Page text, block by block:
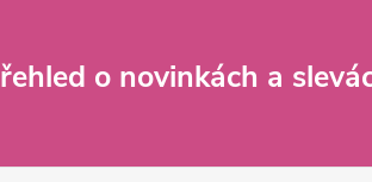
o novinkách a